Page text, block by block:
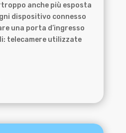
anche più esposta
dispositivo connesso
una porta d’ingresso
telecamere utilizzate